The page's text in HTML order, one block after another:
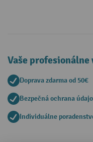
Vaše profesionálne
Doprava zdarma od 50€
Bezpečná ochrana
Individuálne